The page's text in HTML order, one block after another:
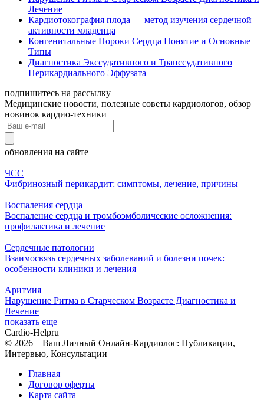
Лечение
Кардиотокография плода — метод изучения сердечной
активности младенца
Конгенитальные Пороки Сердца Понятие и Основные
Типы
Диагностика Экссудативного и Транссудативного
Перикардиального Эффузата
подпишитесь на рассылку
Медицинские новости, полезные советы кардиологов, обзор
новинок кардио-техники
обновления на сайте
ЧСС
Фибринозный перикардит: симптомы, лечение, причины
Воспаления сердца
Воспаление сердца и тромбоэмболические осложнения:
профилактика и лечение
Сердечные патологии
Взаимосвязь сердечных заболеваний и болезни почек:
особенности клиники и лечения
Аритмия
Нарушение Ритма в Старческом Возрасте Диагностика и
Лечение
показать еще
Cardio-Helpru
© 2026 – Ваш Личный Онлайн-Кардиолог: Публикации,
Интервью, Консультации
Главная
Договор оферты
Карта сайта